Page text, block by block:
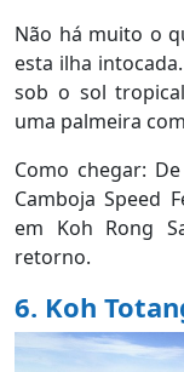
Não há muito o
esta ilha
sob o sol
uma palmeira
Como chegar:
Camboja Speed
em Koh Rong
retorno.
6. Koh